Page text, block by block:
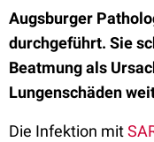
Augsburger
durchgeführt. Sie
Beatmung als
Lungenschäden
Die Infektion mit